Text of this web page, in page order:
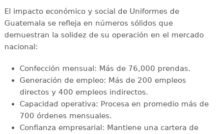
El impacto económico y social de Uniformes de
Guatemala se refleja en números sólidos que
demuestran la solidez de su operación en el mercado
nacional:
Confección mensual: Más de 76,000 prendas.
Generación de empleo: Más de 200 empleos
directos y 400 empleos indirectos.
Capacidad operativa: Procesa en promedio más de
700 órdenes mensuales.
Confianza empresarial: Mantiene una cartera de